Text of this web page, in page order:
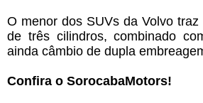
O menor dos SUVs da Volvo
de três cilindros, combinado
ainda câmbio de dupla
Confira o SorocabaMotors!